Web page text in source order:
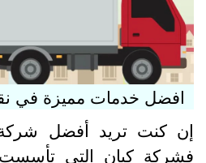
افضل خدمات مميزة في
كنت تريد أفضل شركة